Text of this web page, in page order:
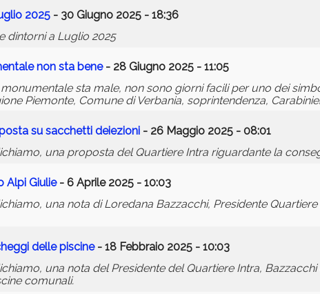
2025 - 30 Giugno 2025 - 18:36
dintorni a Luglio 2025
non sta bene- 28 Giugno 2025 - 11:05
monumentale sta male, non sono giorni facili per uno dei
Piemonte, Comune di Verbania, soprintendenza,
su sacchetti deiezioni - 26 Maggio 2025 - 08:01
una proposta del Quartiere Intra riguardante la
Alpi Giulie- 6 Aprile 2025 - 10:03
una nota di Loredana Bazzacchi, Presidente
delle piscine- 18 Febbraio 2025 - 10:03
una nota del Presidente del Quartiere Intra,
comunali.